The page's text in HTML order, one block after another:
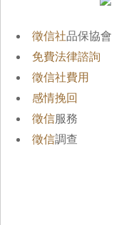
徵信社品保協會
免費法律諮詢
徵信社費用
感情挽回
徵信服務
徵信調查